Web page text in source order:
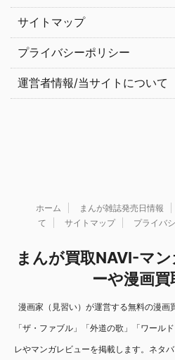
サイトマップ
プライバシーポリシー
運営者情報/当サイトについて
ホーム まんが雑誌発売日情報
て
サイトマップ プライバ
まんが買取NAVI-マ
ーや漫画
漫画家（見習い）が運営する無料の漫画
「ザ・ファブル」「外道の歌」「ワール
レやマンガレビューを掲載します。ネタ